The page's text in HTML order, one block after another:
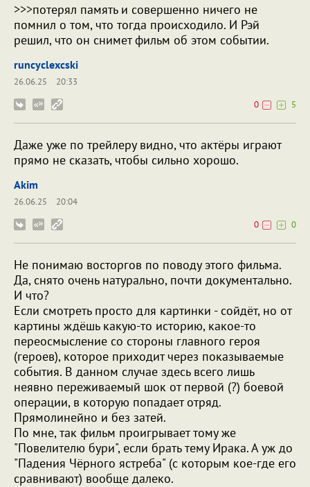
>>>потерял память и совершенно ничего не
помнил о том, что тогда происходило. И Рэй
решил, что он снимет фильм об этом событии.
runcyclexcski
26.06.25
20:33
0
5
Даже уже по трейлеру видно, что актёры играют
прямо не сказать, чтобы сильно хорошо.
Akim
26.06.25
20:04
0
0
Не понимаю восторгов по поводу этого фильма.
Да, снято очень натурально, почти документально.
И что?
Если смотреть просто для картинки - сойдёт, но от
картины ждёшь какую-то историю, какое-то
переосмысление со стороны главного героя
(героев), которое приходит через показываемые
события. В данном случае здесь всего лишь
неявно переживаемый шок от первой (?) боевой
операции, в которую попадает отряд.
Прямолинейно и без затей.
По мне, так фильм проигрывает тому же
"Повелителю бури", если брать тему Ирака. А уж до
"Падения Чёрного ястреба" (с которым кое-где его
сравнивают) вообще далеко.